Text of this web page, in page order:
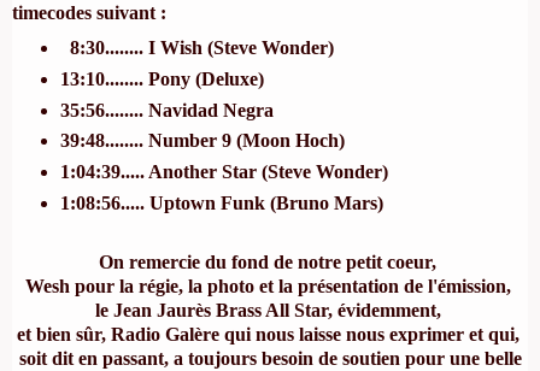
timecodes suivant :
8:30........ I Wish (Steve Wonder)
13:10........ Pony (Deluxe)
35:56........ Navidad Negra
39:48........ Number 9 (Moon Hoch)
1:04:39..... Another Star (Steve Wonder)
1:08:56..... Uptown Funk (Bruno Mars)
On remercie du fond de notre petit coeur,
Wesh pour la régie, la photo et la présentation de l'émission,
le Jean Jaurès Brass All Star, évidemment,
et bien sûr, Radio Galère qui nous laisse nous exprimer et qui,
soit dit en passant, a toujours besoin de soutien pour une belle